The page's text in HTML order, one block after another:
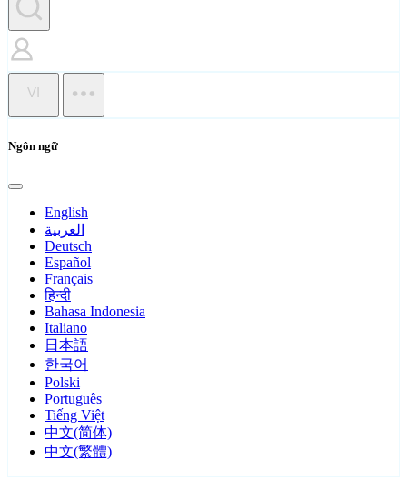
VI
Ngôn ngữ
English
العربية
Deutsch
Español
Français
हिन्दी
Bahasa Indonesia
Italiano
日本語
한국어
Polski
Português
Tiếng Việt
中文(简体)
中文(繁體)